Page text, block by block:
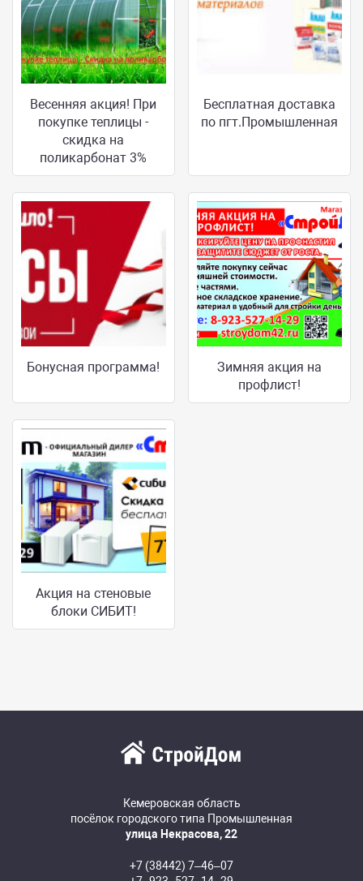
Весенняя акция! При
покупке теплицы -
скидка на
поликарбонат 3%
Бесплатная доставка
по пгт.Промышленная
Бонусная программа!
Зимняя акция на
профлист!
Акция на стеновые
блоки СИБИТ!
Кемеровская область
посёлок городского типа Промышленная
улица Некрасова, 22
+7 (38442) 7‒46‒07